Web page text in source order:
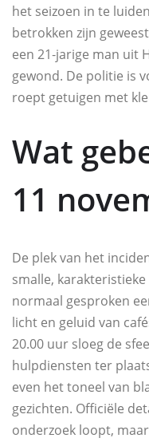
het seizoen in te
betrokken zijn
een 21‑jarige man uit
gewond. De politie is
roept getuigen met
Wat
11
De plek van het
smalle,
normaal gesproken
licht en geluid van
20.00 uur sloeg de
hulpdiensten ter
even het toneel van
gezichten. Officiële
onderzoek loopt,